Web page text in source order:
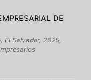
DE
El Salvador, 2025,